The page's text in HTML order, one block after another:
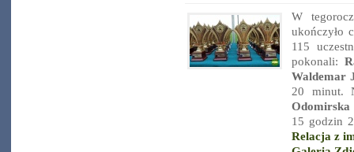
W
ukończyło
115
pokonali:
Waldemar
20 minut.
15 godzin
Relacja z